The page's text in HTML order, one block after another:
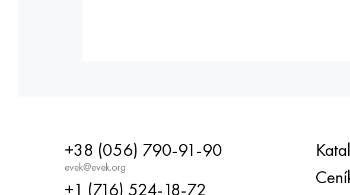
+38 (056) 790-91-90
evek@evek.org
+1 (716) 524-18-72